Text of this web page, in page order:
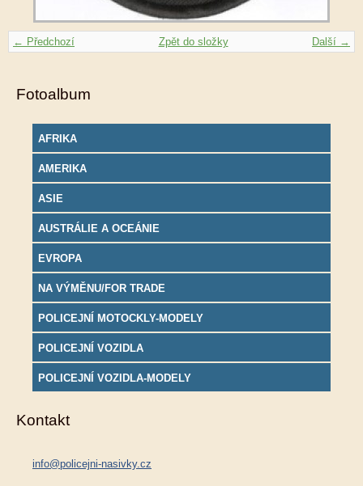
← Předchozí Další →
Zpět do složky
Fotoalbum
AFRIKA
AMERIKA
ASIE
AUSTRÁLIE A OCEÁNIE
EVROPA
NA VÝMĚNU/FOR TRADE
POLICEJNÍ MOTOCKLY-MODELY
POLICEJNÍ VOZIDLA
POLICEJNÍ VOZIDLA-MODELY
Kontakt
info@policejni-nasivky.cz